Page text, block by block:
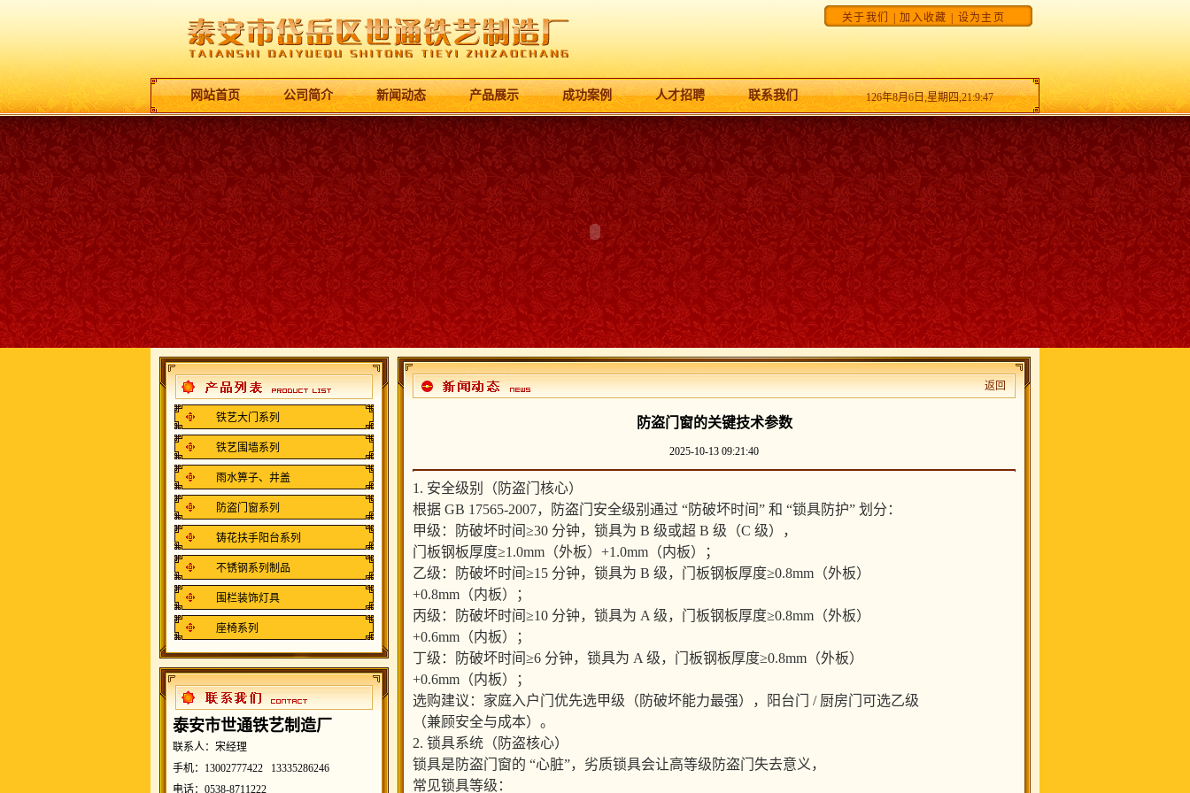
关于我们 |加入收藏 设为主页
网站首页 公司简介 新闻动态 产品展示 成功案例 人才招聘 联系我们 126年8月6日,星期四,21:9:47
铁艺大门系列
铁艺围墙系列
雨水箅子、井盖
防盗门窗系列
铸花扶手阳台系列
不锈钢系列制品
围栏装饰灯具
座椅系列
泰安市世通铁艺制造厂
联系人：宋经理
手机：13002777422 13335286246
电话：0538-8711222
返回
防盗门窗的关键技术参数
2025-10-13 09:21:40
1. 安全级别（防盗门核心）
根据 GB 17565-2007，防盗门安全级别通过 “防破坏时间” 和 “锁具防护” 划分：
甲级：防破坏时间≥30 分钟，锁具为 B 级或超 B 级（C 级），
门板钢板厚度≥1.0mm（外板）+1.0mm（内板）；
乙级：防破坏时间≥15 分钟，锁具为 B 级，门板钢板厚度≥0.8mm（外板）
+0.8mm（内板）；
丙级：防破坏时间≥10 分钟，锁具为 A 级，门板钢板厚度≥0.8mm（外板）
+0.6mm（内板）；
丁级：防破坏时间≥6 分钟，锁具为 A 级，门板钢板厚度≥0.8mm（外板）
+0.6mm（内板）；
选购建议：家庭入户门优先选甲级（防破坏能力最强），阳台门 / 厨房门可选乙级
（兼顾安全与成本）。
2. 锁具系统（防盗核心）
锁具是防盗门窗的 “心脏”，劣质锁具会让高等级防盗门失去意义，
常见锁具等级：